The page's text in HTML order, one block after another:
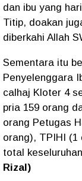
dan ibu yang
Titip, doakan
diberkahi Allah
Sementara itu
Penyelenggara
calhaj Kloter 4
pria 159 orang
orang Petugas
orang), TPIHI (1
total
Rizal)